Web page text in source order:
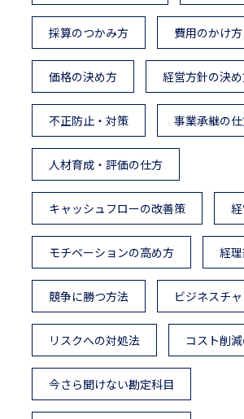
採算のつかみ方 費用のかけ方
価格の決め方 経営方針の決
不正防止・対策 事業承継の
人材育成・評価の仕方
キャッシュフローの改善策
モチベーションの高め方 経
競争に勝つ方法 ビジネスチ
リスクへの対処法 コスト削
今さら聞けない勘定科目